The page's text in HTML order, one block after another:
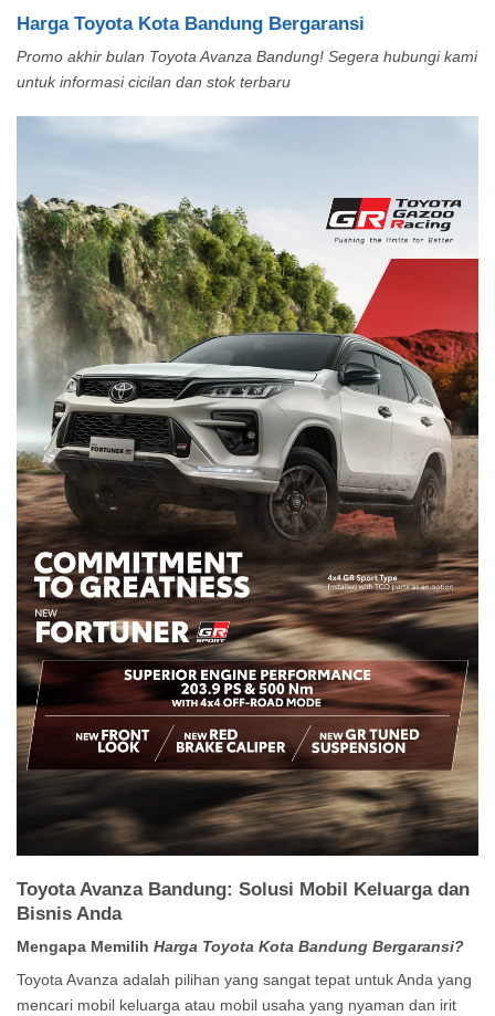
Harga Toyota Kota Bandung Bergaransi
Promo akhir bulan Toyota Avanza Bandung! Segera hubungi kami
untuk informasi cicilan dan stok terbaru
Toyota Avanza Bandung: Solusi Mobil Keluarga dan
Bisnis Anda
Mengapa Memilih Harga Toyota Kota Bandung Bergaransi?
Toyota Avanza adalah pilihan yang sangat tepat untuk Anda yang
mencari mobil keluarga atau mobil usaha yang nyaman dan irit